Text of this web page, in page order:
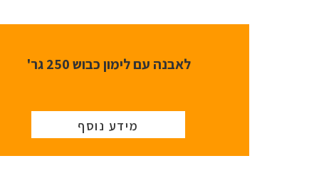
לאבנה עם לימון כבוש 250 גר'
מידע נוסף